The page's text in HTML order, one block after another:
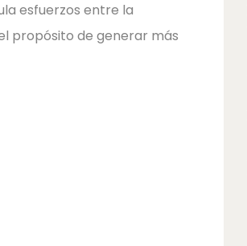
esfuerzos entre la
propósito de generar más